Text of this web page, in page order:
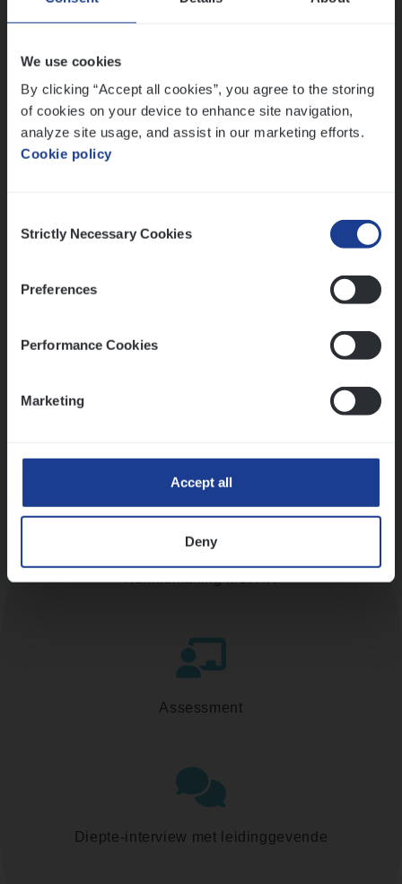
We use cookies
By clicking “Accept all cookies”, you agree to the storing
of cookies on your device to enhance site navigation,
analyze site usage, and assist in our marketing efforts.
Cookie policy
Selection
Strictly Necessary Cookies
Preferences
Performance Cookies
Marketing
Accept all
Deny
Lees onze verhalen
humor
werk
Kennismaking met HR
Assessment
Diepte-interview met leidinggevende